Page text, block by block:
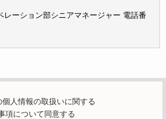
レーション部シニアマネージャー 電話番
提供するサービスに関する情報を電子メー
することが予定される場合の事項
個人情報の取扱いに関する
項について同意する